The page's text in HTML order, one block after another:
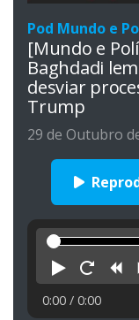
Pod Mundo e
[Mundo e
Baghdadi
desviar
Trump
29 de Outubro
0:00 / 0:00